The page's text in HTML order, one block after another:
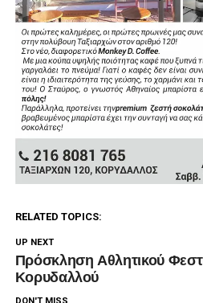
RELATED TOPICS:
UP NEXT
Πρόσκληση Αθλητικού
Κορυδαλλού
DON'T MISS